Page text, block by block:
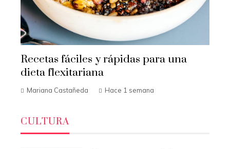
Recetas fáciles y rápidas para una
dieta flexitariana
Mariana Castañeda Hace 1 semana
CULTURA